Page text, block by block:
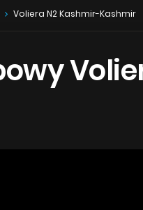
Okapy
Nortberg
Voliera N2 Kashmir-Kashmir